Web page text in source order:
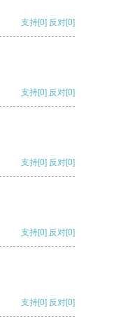
支持[0] 反对[0]
支持[0] 反对[0]
支持[0] 反对[0]
支持[0] 反对[0]
支持[0] 反对[0]